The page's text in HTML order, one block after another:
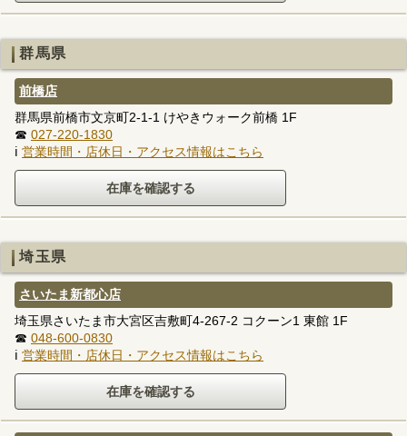
群馬県
前橋店
群馬県前橋市文京町2-1-1 けやきウォーク前橋 1F
☎ 027-220-1830
ℹ 営業時間・店休日・アクセス情報はこちら
埼玉県
さいたま新都心店
埼玉県さいたま市大宮区吉敷町4-267-2 コクーン1 東館 1F
☎ 048-600-0830
ℹ 営業時間・店休日・アクセス情報はこちら